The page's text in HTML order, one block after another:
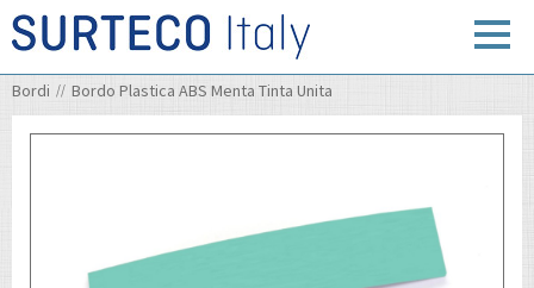
Bordi Bordo Plastica ABS Menta Tinta Unita